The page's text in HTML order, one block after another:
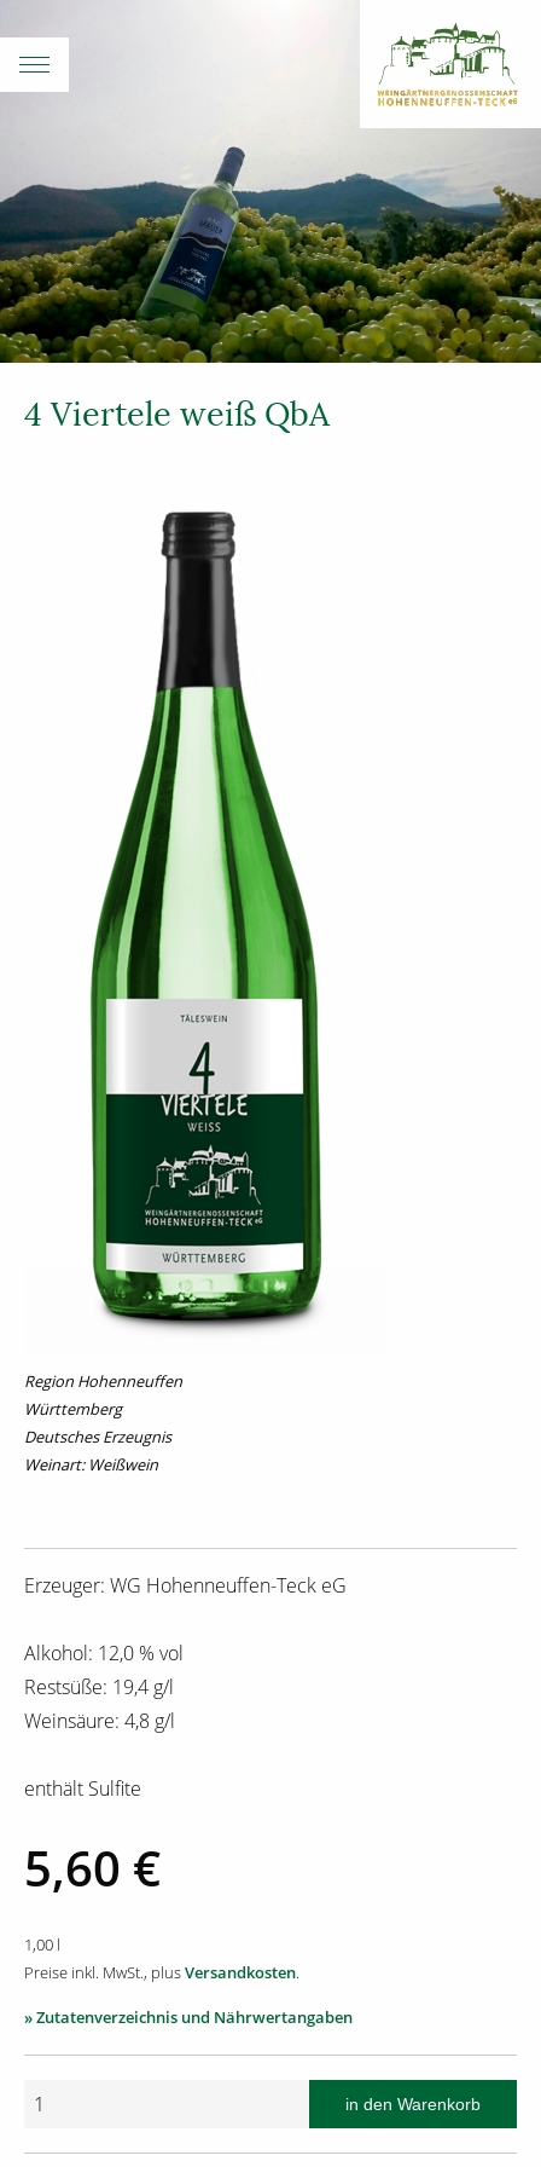
4 Viertele weiß QbA
Region Hohenneuffen
Württemberg
Deutsches Erzeugnis
Weinart: Weißwein
Erzeuger: WG Hohenneuffen-Teck eG
Alkohol: 12,0 % vol
Restsüße: 19,4 g/l
Weinsäure: 4,8 g/l
enthält Sulfite
5,60 €
1,00 l
Preise inkl. MwSt., plusVersandkosten.
» Zutatenverzeichnis und Nährwertangaben